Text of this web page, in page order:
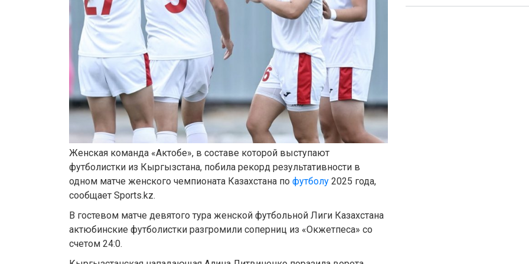
Женская команда «Актобе», в составе которой выступают
футболистки из Кыргызстана, побила рекорд результативности в
одном матче женского чемпионата Казахстана по футболу 2025 года,
сообщает Sports.kz.
В гостевом матче девятого тура женской футбольной Лиги Казахстана
актюбинские футболистки разгромили соперниц из «Окжетпеса» со
счетом 24:0.